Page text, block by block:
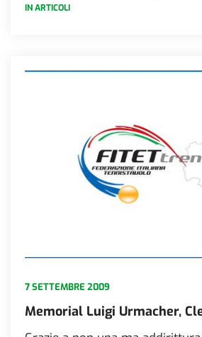
IN ARTICOLI
7 SETTEMBRE 2009
Memorial Luigi Urmacher,